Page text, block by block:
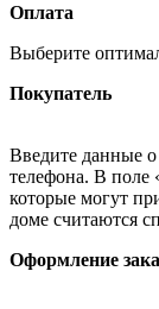
Оплата
Выберите
Покупатель
Введите данные
телефона. В поле
которые могут
доме считаются
Оформление